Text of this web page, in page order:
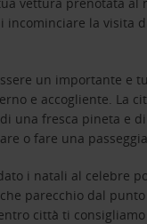
incominciare la visita
un importante e
e accogliente. La
una fresca pineta e
o fare una
i natali al celebre
parecchio dal
città ti